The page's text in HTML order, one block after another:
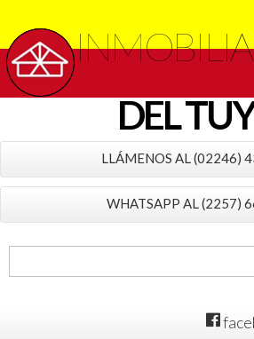
DEL
LLÁMENOS AL (02246)
WHATSAPP AL (2257)